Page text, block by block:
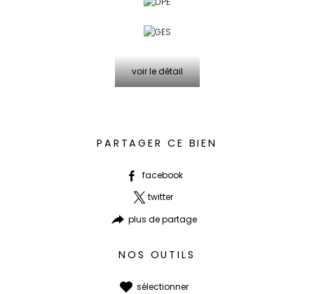
voir le détail
PARTAGER CE BIEN
facebook
twitter
plus de partage
NOS OUTILS
sélectionner